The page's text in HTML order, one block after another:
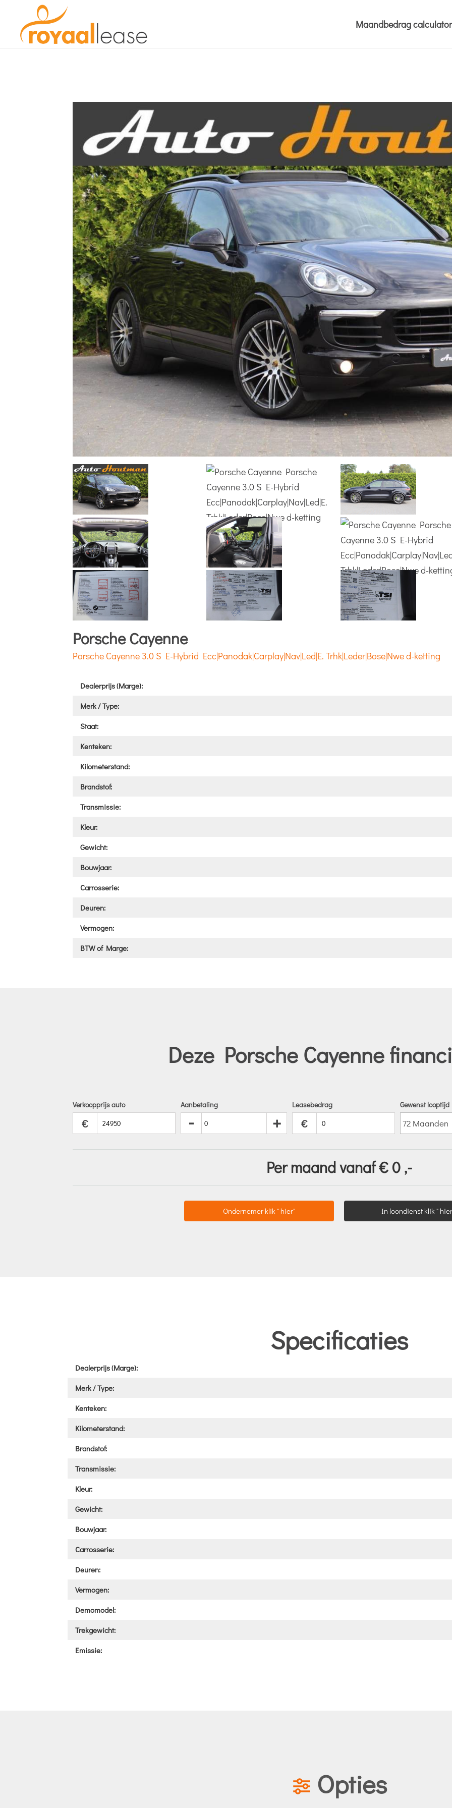
Maandbedrag calculator
Porsche Cayenne
Porsche Cayenne 3.0 S E-Hybrid Ecc|Panodak|Carplay|Nav|Led|E. Trhk|Leder|Bose|Nwe d-ketting
Dealerprijs (Marge):
Merk / Type:
Staat:
Kenteken:
Kilometerstand:
Brandstof:
Transmissie:
Kleur:
Gewicht:
Bouwjaar:
Carrosserie:
Deuren:
Vermogen:
BTW of Marge:
Deze Porsche Cayenne
Verkoopprijs auto
€
Aanbetaling
- +
Leasebedrag
€
Gewenst looptijd
Per maand vanaf € 0 ,-
Ondernemer klik " hier" In loondienst klik "
Specificaties
Dealerprijs (Marge):
Merk / Type:
Kenteken:
Kilometerstand:
Brandstof:
Transmissie:
Kleur:
Gewicht:
Bouwjaar:
Carrosserie:
Deuren:
Vermogen:
Demomodel:
Trekgewicht:
Emissie:
Opties